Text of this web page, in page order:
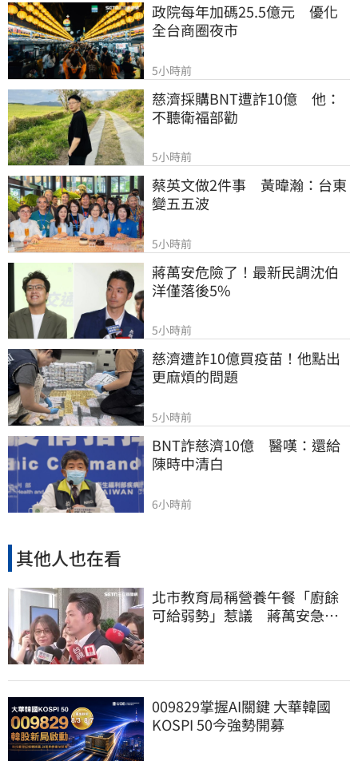
政院每年加碼25.5億元　優化
全台商圈夜市
5小時前
慈濟採購BNT遭詐10億　他：
不聽衛福部勸
5小時前
蔡英文做2件事　黃暐瀚：台東
變五五波
5小時前
蔣萬安危險了！最新民調沈伯
洋僅落後5%
5小時前
慈濟遭詐10億買疫苗！他點出
更麻煩的問題
5小時前
BNT詐慈濟10億　醫嘆：還給
陳時中清白
6小時前
其他人也在看
北市教育局稱營養午餐「廚餘
可給弱勢」惹議 蔣萬安急
009829掌握AI關鍵 大華韓國
KOSPI 50今強勢開募